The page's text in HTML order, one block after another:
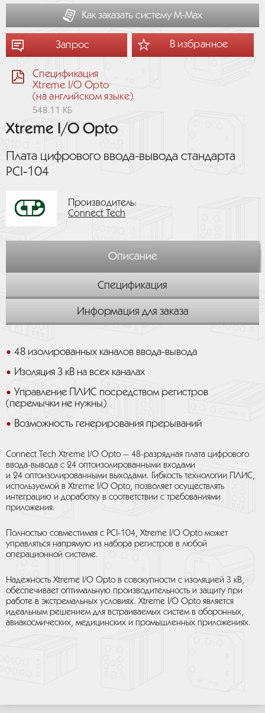
Как заказать систему М-Мах
Запрос В избранное
Спецификация
Xtreme I/O Opto
(на английском языке)
548.11 КБ
Xtreme I/O Opto
Плата цифрового ввода-вывода стандарта
PCI‑104
Производитель:
Connect Tech
Описание
Спецификация
Информация для заказа
48 изолированных каналов ввода-вывода
Изоляция 3 кВ на всех каналах
Управление ПЛИС посредством регистров
(перемычки не нужны)
Возможность генерирования прерываний
Connect Tech Xtreme I/O Opto — 48-разрядная плата цифрового
ввода-вывода с 24 оптоизолированными входами
и 24 оптоизолированными выходами. Гибкость технологии ПЛИС,
используемой в Xtreme I/O Opto, позволяет осуществлять
интеграцию и доработку в соответствии с требованиями
приложения.
Полностью совместимая с PCI-104, Xtreme I/O Opto может
управляться напрямую из набора регистров в любой
операционной системе.
Надежность Xtreme I/O Opto в совокупности с изоляцией 3 кВ,
обеспечивает оптимальную производительность и защиту при
работе в экстремальных условиях. Xtreme I/O Opto является
идеальным решением для встраиваемых систем в оборонных,
авиакосмических, медицинских и промышленных приложениях.